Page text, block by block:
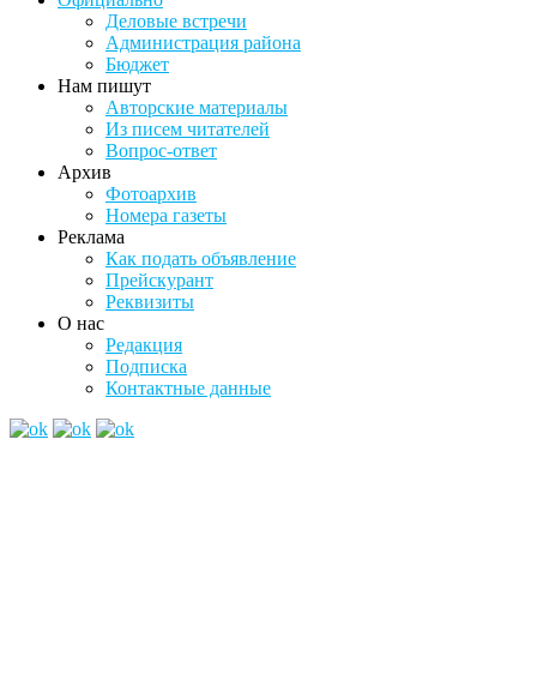
Деловые встречи
Администрация района
Бюджет
Нам пишут
Авторские материалы
Из писем читателей
Вопрос-ответ
Архив
Фотоархив
Номера газеты
Реклама
Как подать объявление
Прейскурант
Реквизиты
О нас
Редакция
Подписка
Контактные данные